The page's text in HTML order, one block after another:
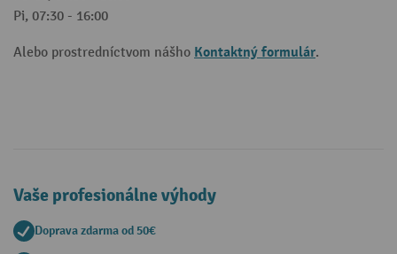
Pi, 07:30 - 16:00
Alebo prostredníctvom nášho Kontaktný formulár.
Vaše profesionálne výhody
Doprava zdarma od 50€